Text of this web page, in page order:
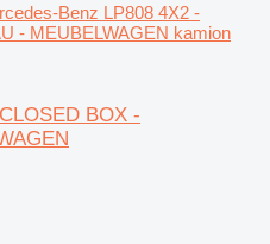
Benz LP808 4X2 -
- MEUBELWAGEN kamion
BOX -